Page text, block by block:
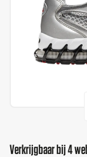
Verkrijgbaar bij 4